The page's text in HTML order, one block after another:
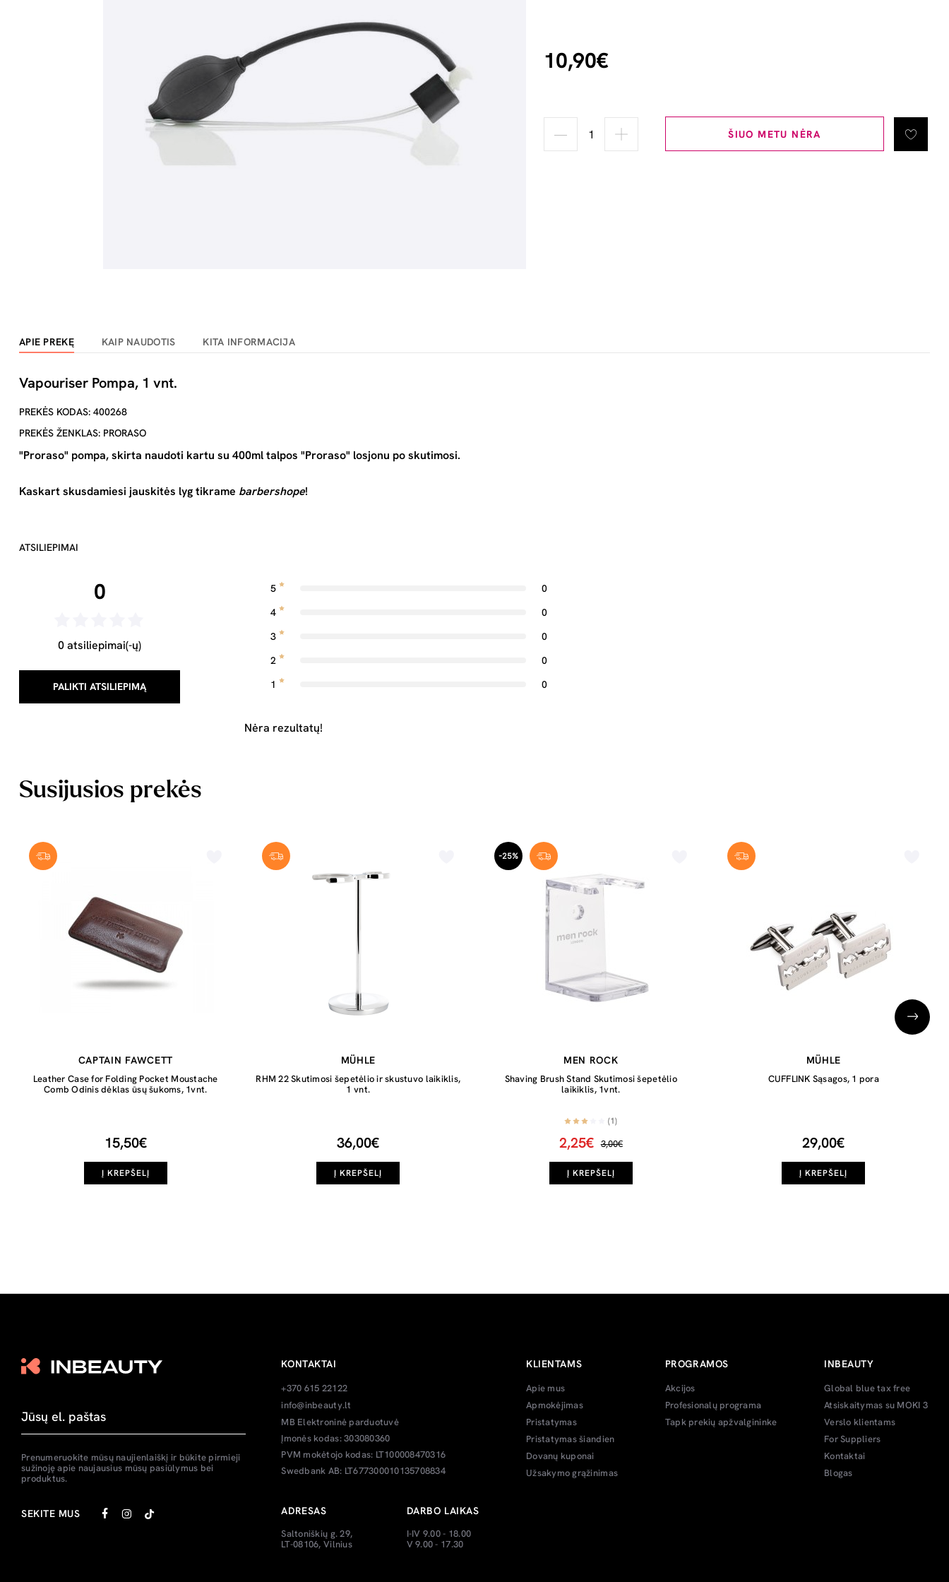
10,90€
ŠIUO METU NĖRA
APIE PREKĘ KAIP NAUDOTIS KITA INFORMACIJA
Vapouriser Pompa, 1 vnt.
PREKĖS KODAS: 400268
PREKĖS ŽENKLAS: PRORASO
"Proraso" pompa, skirta naudoti kartu su 400ml talpos "Proraso" losjonu po skutimosi.
Kaskart skusdamiesi jauskitės lyg tikrame barbershope!
ATSILIEPIMAI
0
0 atsiliepimai(-ų)
PALIKTI ATSILIEPIMĄ
5
0
4
0
3
0
2
0
1
0
Nėra rezultatų!
Susijusios prekės
CAPTAIN FAWCETT
Leather Case for Folding Pocket Moustache
Comb Odinis dėklas ūsų šukoms, 1vnt.
15,50€
Į KREPŠELĮ
MÜHLE
RHM 22 Skutimosi šepetėlio ir skustuvo laikiklis,
1 vnt.
36,00€
Į KREPŠELĮ
-25%
MEN ROCK
Shaving Brush Stand Skutimosi šepetėlio
laikiklis, 1vnt.
(1)
2,25€ 3,00€
Į KREPŠELĮ
MÜHLE
CUFFLINK Sąsagos, 1 pora
29,00€
Į KREPŠELĮ
Prenumeruokite mūsų naujienlaiškį ir būkite pirmieji
sužinoję apie naujausius mūsų pasiūlymus bei
produktus.
SEKITE MUS
KONTAKTAI
+370 615 22122
info@inbeauty.lt
MB Elektroninė parduotuvė
Įmonės kodas: 303080360
PVM mokėtojo kodas: LT100008470316
Swedbank AB: LT677300010135708834
ADRESAS
Saltoniškių g. 29,
LT-08106, Vilnius
DARBO LAIKAS
I-IV 9.00 - 18.00
V 9.00 - 17.30
KLIENTAMS
Apie mus
Apmokėjimas
Pristatymas
Pristatymas šiandien
Dovanų kuponai
Užsakymo grąžinimas
PROGRAMOS
Akcijos
Profesionalų programa
Tapk prekių apžvalgininke
INBEAUTY
Global blue tax free
Atsiskaitymas su MOKI 3
Verslo klientams
For Suppliers
Kontaktai
Blogas